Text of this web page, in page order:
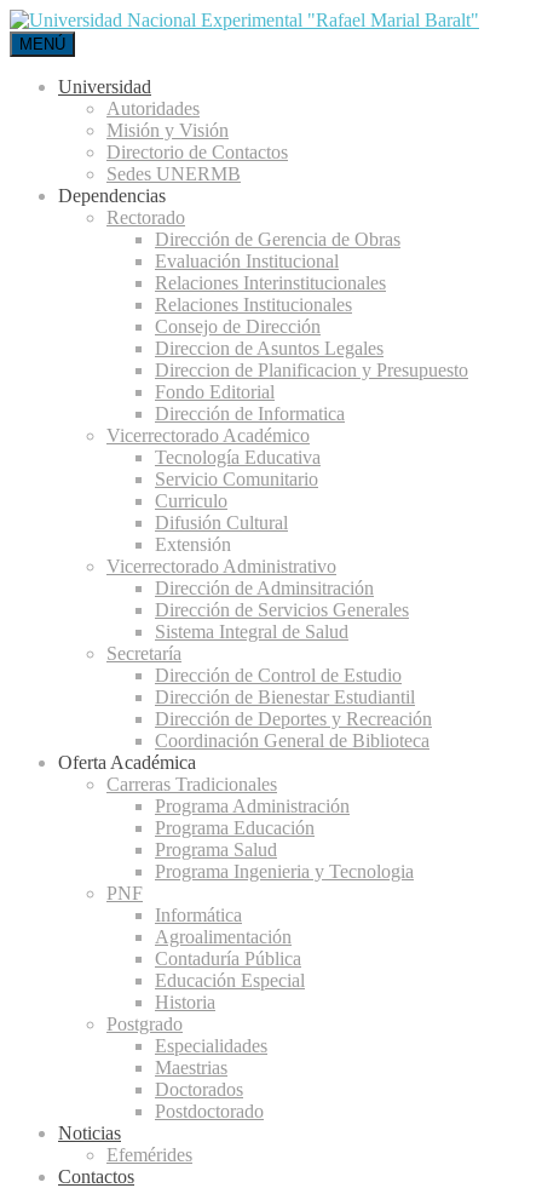
MENÚ
Universidad
Autoridades
Misión y Visión
Directorio de Contactos
Sedes UNERMB
Dependencias
Rectorado
Dirección de Gerencia de Obras
Evaluación Institucional
Relaciones Interinstitucionales
Relaciones Institucionales
Consejo de Dirección
Direccion de Asuntos Legales
Direccion de Planificacion y Presupuesto
Fondo Editorial
Dirección de Informatica
Vicerrectorado Académico
Tecnología Educativa
Servicio Comunitario
Curriculo
Difusión Cultural
Extensión
Vicerrectorado Administrativo
Dirección de Adminsitración
Dirección de Servicios Generales
Sistema Integral de Salud
Secretaría
Dirección de Control de Estudio
Dirección de Bienestar Estudiantil
Dirección de Deportes y Recreación
Coordinación General de Biblioteca
Oferta Académica
Carreras Tradicionales
Programa Administración
Programa Educación
Programa Salud
Programa Ingenieria y Tecnologia
PNF
Informática
Agroalimentación
Contaduría Pública
Educación Especial
Historia
Postgrado
Especialidades
Maestrias
Doctorados
Postdoctorado
Noticias
Efemérides
Contactos